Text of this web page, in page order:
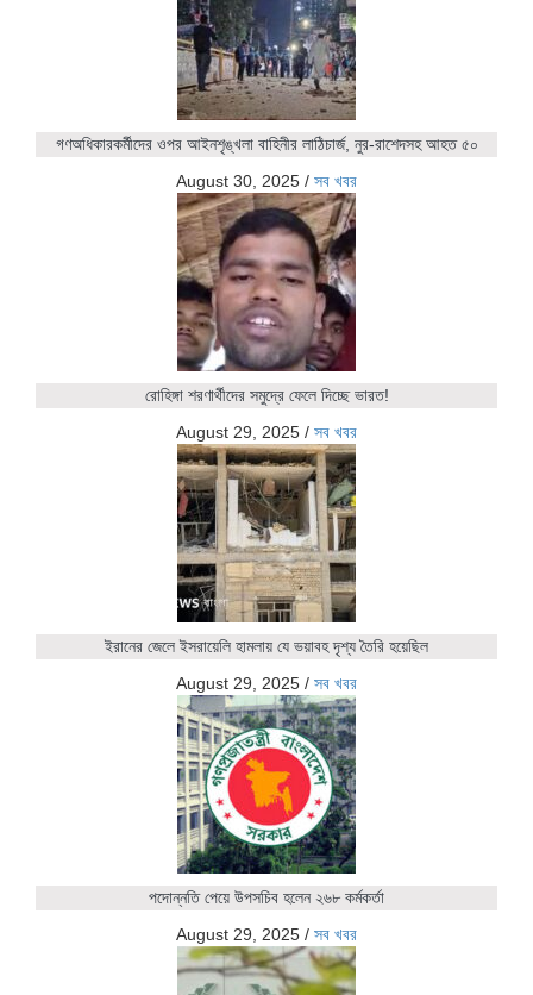
গণঅধিকারকর্মীদের ওপর আইনশৃঙ্খলা বাহিনীর লাঠিচার্জ, নুর-রাশেদসহ আহত ৫০
August 30, 2025 / সব খবর
রোহিঙ্গা শরণার্থীদের সমুদ্রে ফেলে দিচ্ছে ভারত!
August 29, 2025 / সব খবর
ইরানের জেলে ইসরায়েলি হামলায় যে ভয়াবহ দৃশ্য তৈরি হয়েছিল
August 29, 2025 / সব খবর
পদোন্নতি পেয়ে উপসচিব হলেন ২৬৮ কর্মকর্তা
August 29, 2025 / সব খবর